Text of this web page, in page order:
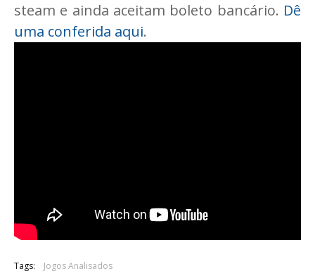
steam e ainda aceitam boleto bancário. Dê
uma conferida aqui.
Tags: Jogos Analisados